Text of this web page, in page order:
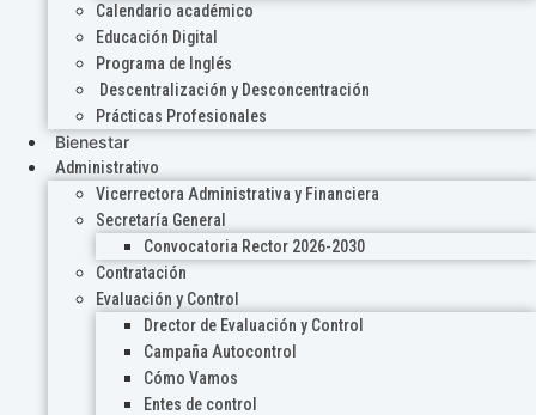
Calendario académico
Educación Digital
Programa de Inglés
Descentralización y Desconcentración
Prácticas Profesionales
Bienestar
Administrativo
Vicerrectora Administrativa y Financiera
Secretaría General
Convocatoria Rector 2026-2030
Contratación
Evaluación y Control
Drector de Evaluación y Control
Campaña Autocontrol
Cómo Vamos
Entes de control